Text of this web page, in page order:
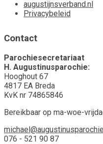
augustijnsverband.nl
Privacybeleid
Contact
Parochiesecretariaat
H. Augustinusparochie:
Hooghout 67
4817 EA Breda
KvK nr 74865846
Bereikbaar op ma-woe-
076 - 521 90 87